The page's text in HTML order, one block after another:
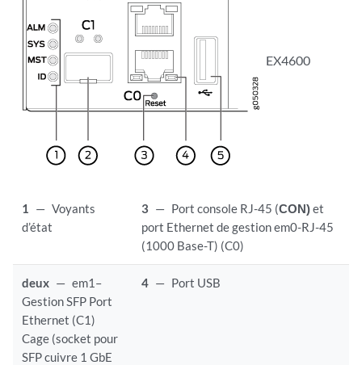
EX4600
1 — Voyants
d’état
3 — Port console RJ-45 (CON)et
port Ethernet de gestion em0-RJ-45
(1000 Base-T) (C0)
deux — em1–
Gestion SFP Port
Ethernet (C1)
Cage (socket pour
SFP cuivre 1 GbE
4 — Port USB